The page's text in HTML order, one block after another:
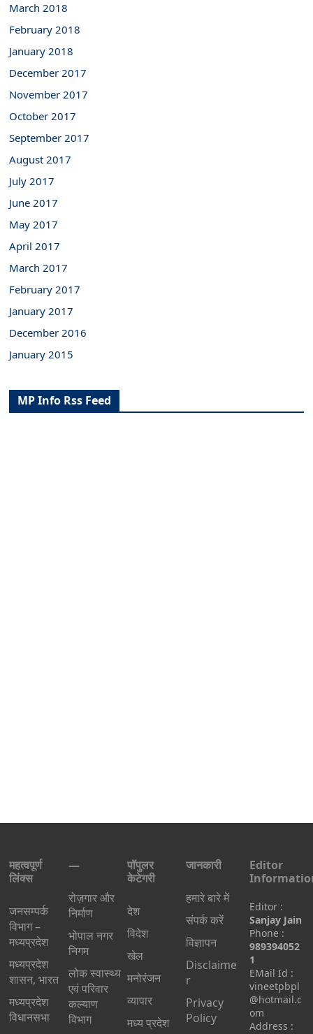
March 2018
February 2018
January 2018
December 2017
November 2017
October 2017
September 2017
August 2017
July 2017
June 2017
May 2017
April 2017
March 2017
February 2017
January 2017
December 2016
January 2015
MP Info Rss Feed
महत्वपूर्ण
लिंक्स
जनसम्पर्क
विभाग –
मध्यप्रदेश
मध्यप्रदेश
शासन, भारत
मध्‍यप्रदेश
विधानसभा
—
रोज़गार और
निर्माण
भोपाल नगर
निगम
लोक स्वास्थ्य
एवं परिवार
कल्याण
विभाग
पॉपुलर
केटेगरी
देश
विदेश
खेल
मनोरंजन
व्यापार
मध्य प्रदेश
जानकारी
हमारे बारे में
संपर्क करें
विज्ञापन
Disclaime
r
Privacy
Policy
Editor
Editor :
Sanjay Jain
Phone :
989394052
1
EMail Id :
vineetpbpl
@hotmail.c
om
Address :